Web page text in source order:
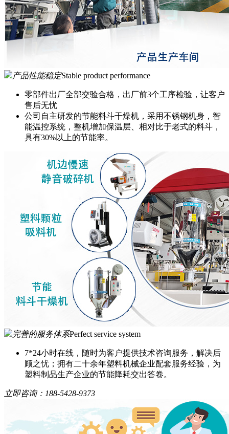
产品性能稳定Stable product performance
零部件出厂全部交验合格，出厂前3个工序检验，让客户
售后无忧
公司自主研发的节能料斗干燥机，采用不锈钢机身，智
能温控系统，整机增加保温层、相对比于老式的料斗，
具有30%以上的节能率。
完善的服务体系Perfect service system
7*24小时在线，随时为客户提供技术咨询服务，解决后
顾之忧；拥有二十余年塑料机械企业配套服务经验，为
塑料制品生产企业的节能降耗交出答卷。
立即咨询： 188-5428-9373